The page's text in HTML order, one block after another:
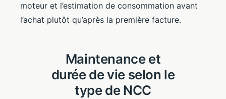
moteur et l’estimation de consommation avant
l’achat plutôt qu’après la première facture.
Maintenance et
durée de vie selon le
type de NCC